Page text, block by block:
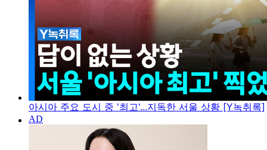
아시아 주요 도시 중 '최고'...지독한 서울 상황 [Y녹취록]